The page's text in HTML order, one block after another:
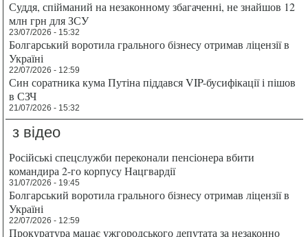
Суддя, спійманий на незаконному збагаченні, не знайшов 12
млн грн для ЗСУ
23/07/2026 - 15:32
Болгарський воротила грального бізнесу отримав ліцензії в
Україні
22/07/2026 - 12:59
Син соратника кума Путіна піддався VIP-бусифікації і пішов
в СЗЧ
21/07/2026 - 15:32
з відео
Російські спецслужби переконали пенсіонера вбити
командира 2-го корпусу Нацгвардії
31/07/2026 - 19:45
Болгарський воротила грального бізнесу отримав ліцензії в
Україні
22/07/2026 - 12:59
Прокуратура мацає ужгородського депутата за незаконно